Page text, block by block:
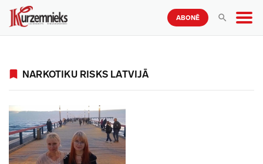
ABONĒ
NARKOTIKU RISKS LATVIJĀ